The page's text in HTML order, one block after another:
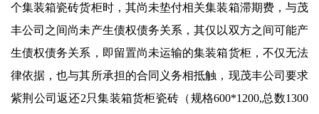
个集装箱瓷砖货柜时，其尚未垫付相关集装箱滞期费，与茂
丰公司之间尚未产生债权债务关系，其仅以双方之间可能产
生债权债务关系，即留置尚未运输的集装箱货柜，不仅无法
律依据，也与其所承担的合同义务相抵触，现茂丰公司要求
紫荆公司返还2只集装箱货柜瓷砖（规格600*1200,总数1300